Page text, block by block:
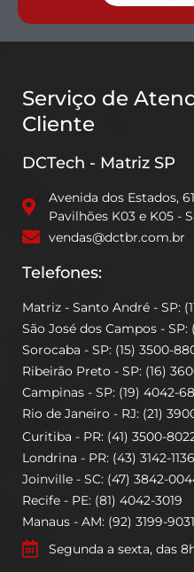
Serviço de
Cliente
DCTech - Matriz SP
Avenida dos Estados,
Pavilhões K03 e K05 -
vendas@dctbr.com.br
Telefones:
Matriz - Santo André - SP:
São José dos Campos - SP:
Sorocaba - SP: (15) 3500-
Ribeirão Preto - SP: (16)
Campinas - SP: (19) 4042-
Rio de Janeiro - RJ: (21)
Curitiba - PR: (41) 3500-
Londrina - PR: (43) 3142-1136
Joinville - SC: (47) 3842-
Recife - PE: (81) 4042-3019
Manaus - AM: (92) 3199-9031
Segunda a sexta, das